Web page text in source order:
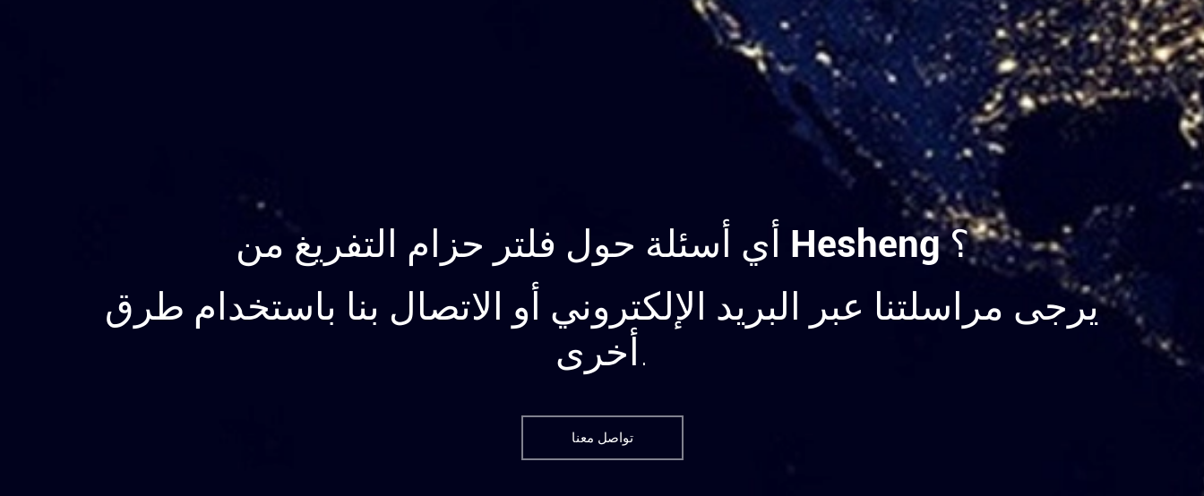
أي أسئلة حول فلتر حزام التفريغ من Hesheng ؟
يرجى مراسلتنا عبر البريد الإلكتروني أو الاتصال بنا باستخدام طرق
أخرى.
تواصل معنا